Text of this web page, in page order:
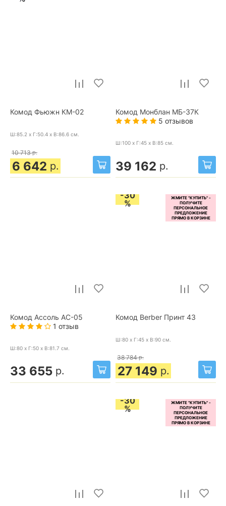
Комод Фьюжн КМ-02
Ш:85.2 x Г:50.4 x В:86.6 см.
10 713 р.
6 642 р.
Комод Монблан МБ-37К
5 отзывов
Ш:100 x Г:45 x В:85 см.
39 162 р.
Комод Ассоль АС-05
1 отзыв
Ш:80 x Г:50 x В:81.7 см.
33 655 р.
-30
%
Комод Berber Принт 43
Ш:80 x Г:45 x В:90 см.
38 784 р.
27 149 р.
-30
%